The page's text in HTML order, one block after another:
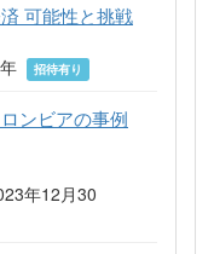
可能性と挑戦
招待有り
ンビアの事例
年12月30